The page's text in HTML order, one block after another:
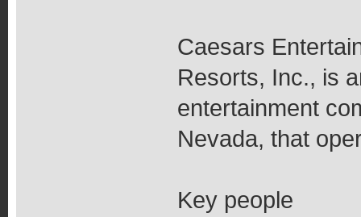
Caesars
Resorts, Inc., is
entertainment
Nevada, that
Key people